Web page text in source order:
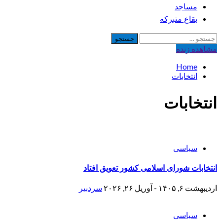
مساجد
بقاع متبرکه
جستجو
برای:
مشاهده‌ زنده
Home
انتخابات
انتخابات
سیاسی
انتخابات شورای اسلامی کشور تعویق افتاد
اردیبهشت ۶, ۱۴۰۵ - آوریل ۲۶, ۲۰۲۶ سردبیر
سیاسی